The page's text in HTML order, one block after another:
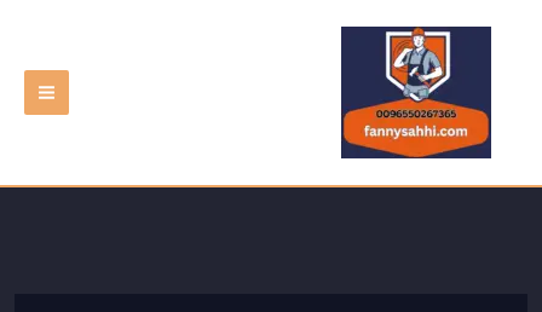
تخطي
المحتوى